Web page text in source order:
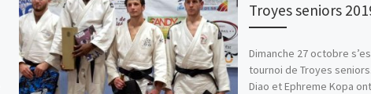
Troyes seniors
Dimanche 27 octobre
tournoi de Troyes
Diao et Ephreme Kopa